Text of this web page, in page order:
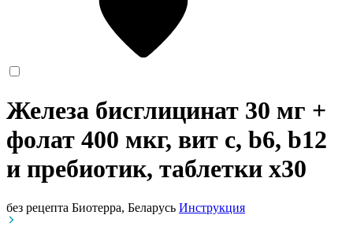
Железа бисглицинат 30 мг +
фолат 400 мкг, вит с, b6, b12
и пребиотик, таблетки x30
без рецепта Биотерра, Беларусь Инструкция